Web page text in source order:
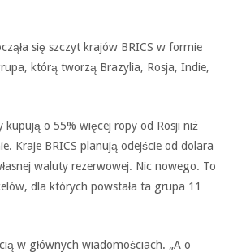
się szczyt krajów BRICS w formie
którą tworzą Brazylia, Rosja, Indie,
kupują o 55% więcej ropy od Rosji niż
Kraje BRICS planują odejście od dolara
waluty rezerwowej. Nic nowego. To
dla których powstała ta grupa 11
w głównych wiadomościach. „A o